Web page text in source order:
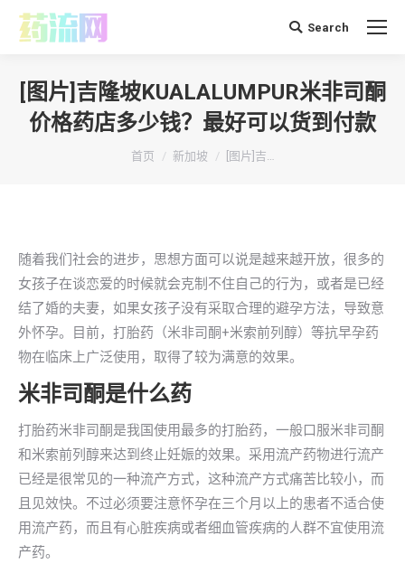
搜 Search
[图片]吉隆坡KUALALUMPUR米非司酮
价格药店多少钱？最好可以货到付款
你在这里：
首页 新加坡 [图片]吉…
随着我们社会的进步，思想方面可以说是越来越开放，很多的
女孩子在谈恋爱的时候就会克制不住自己的行为，或者是已经
结了婚的夫妻，如果女孩子没有采取合理的避孕方法，导致意
外怀孕。目前，打胎药（米非司酮+米索前列醇）等抗早孕药
物在临床上广泛使用，取得了较为满意的效果。
米非司酮是什么药
打胎药米非司酮是我国使用最多的打胎药，一般口服米非司酮
和米索前列醇来达到终止妊娠的效果。采用流产药物进行流产
已经是很常见的一种流产方式，这种流产方式痛苦比较小，而
且见效快。不过必须要注意怀孕在三个月以上的患者不适合使
用流产药，而且有心脏疾病或者细血管疾病的人群不宜使用流
产药。